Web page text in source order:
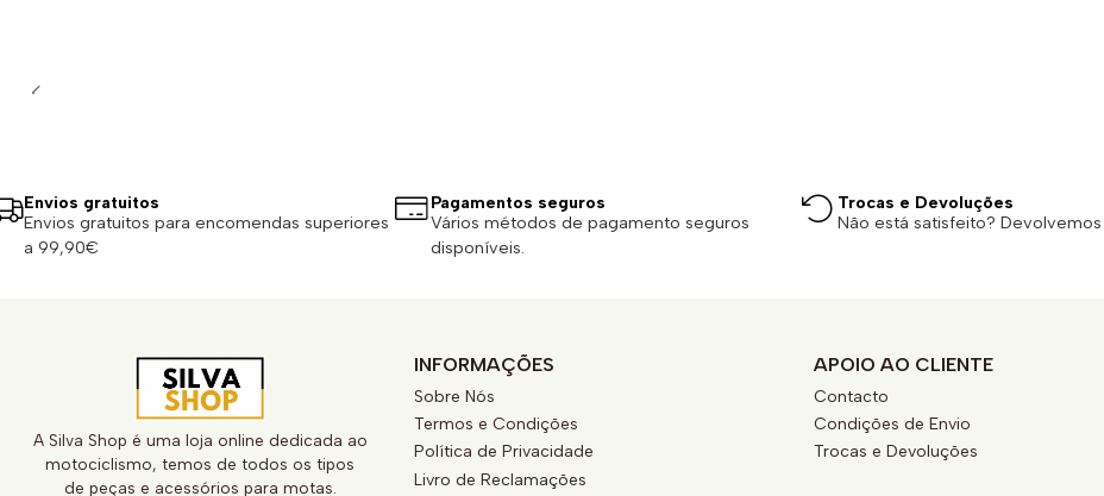
Envios gratuitos
Envios gratuitos para encomendas superiores
a 99,90€
Pagamentos seguros
Vários métodos de pagamento seguros
disponíveis.
Trocas e Devoluções
Não está satisfeito?
A Silva Shop é uma loja online dedicada ao
motociclismo, temos de todos os tipos
de peças e acessórios para motas.
INFORMAÇÕES
Sobre Nós
Termos e Condições
Política de Privacidade
Livro de Reclamações
APOIO AO CLIENTE
Contacto
Condições de Envio
Trocas e Devoluções